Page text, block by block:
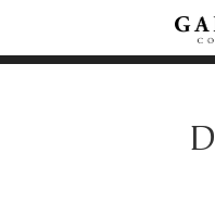
D